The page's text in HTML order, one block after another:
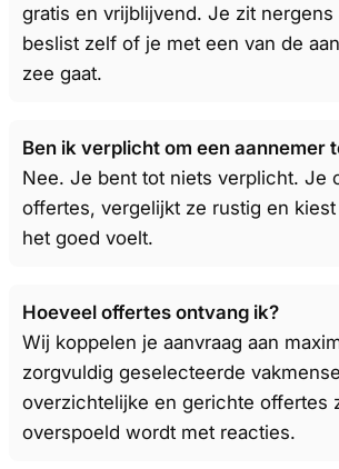
gratis en vrijblijvend. Je zit nergens
beslist zelf of je met een van de
zee gaat.
Ben ik verplicht om een aannemer
Nee. Je bent tot niets verplicht. Je
offertes, vergelijkt ze rustig en kiest
het goed voelt.
Hoeveel offertes ontvang ik?
Wij koppelen je aanvraag aan
zorgvuldig geselecteerde
overzichtelijke en gerichte offertes
overspoeld wordt met reacties.